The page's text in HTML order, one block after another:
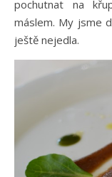
pochutnat na
máslem. My jsme
ještě nejedla.